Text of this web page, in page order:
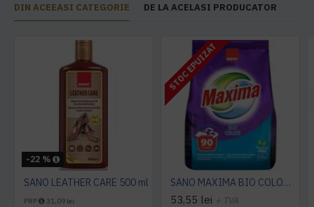
DIN ACEEASI CATEGORIE DE LA ACELASI PRODUCATOR
-22 %
SANO LEATHER CARE 500 ml
PRP 31,09 lei
STOC EPUIZAT
SANO MAXIMA BIO COLOR DETERGENT PUDRA, 3.25 Kg
53,55 lei + TVA